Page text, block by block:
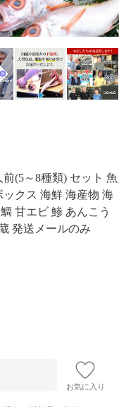
(5～8種類) セット 魚
クス 海鮮 海産物 海
甘エビ 鯵 あんこう
発送メールのみ
お気に入り